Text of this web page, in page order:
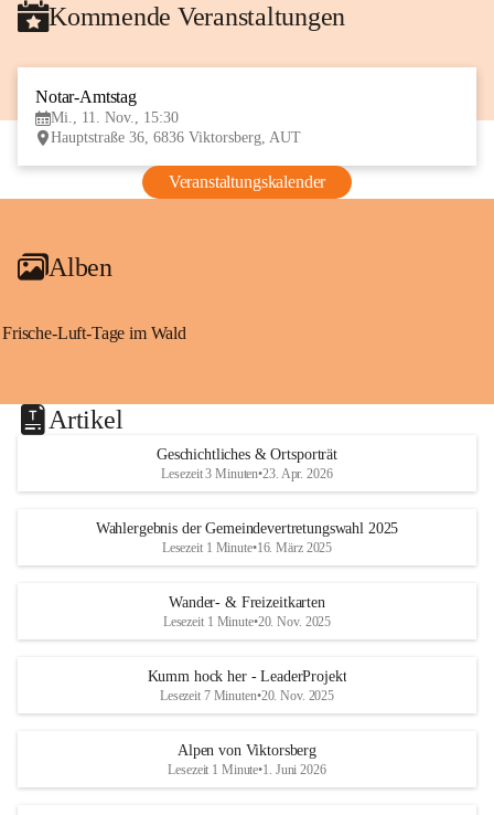
Kommende Veranstaltungen
Notar-Amtstag
Mi., 11. Nov., 15:30
Hauptstraße 36, 6836 Viktorsberg, AUT
Veranstaltungskalender
Alben
Frische-Luft-Tage im Wald
Artikel
Geschichtliches & Ortsporträt
Lesezeit 3 Minuten•23. Apr. 2026
Wahlergebnis der Gemeindevertretungswahl 2025
Lesezeit 1 Minute•16. März 2025
Wander- & Freizeitkarten
Lesezeit 1 Minute•20. Nov. 2025
Kumm hock her - LeaderProjekt
Lesezeit 7 Minuten•20. Nov. 2025
Alpen von Viktorsberg
Lesezeit 1 Minute•1. Juni 2026